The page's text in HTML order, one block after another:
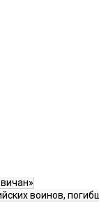
воинов,